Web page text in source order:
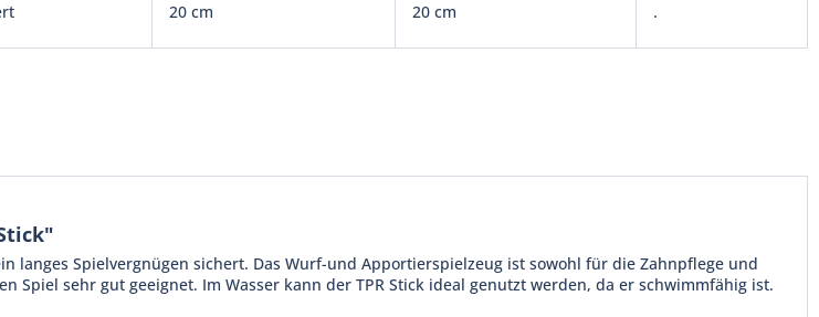
20 cm 20 cm .
langes Spielvergnügen sichert. Das Wurf-und Apportierspielzeug ist sowohl für die Zahnpflege und
Spiel sehr gut geeignet. Im Wasser kann der TPR Stick ideal genutzt werden, da er schwimmfähig ist.